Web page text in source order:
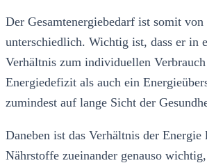
Der Gesamtenergiebedarf ist somit
unterschiedlich. Wichtig ist, dass er in
Verhältnis zum individuellen
Energiedefizit als auch ein
zumindest auf lange Sicht der
Daneben ist das Verhältnis der Energie
Nährstoffe zueinander genauso